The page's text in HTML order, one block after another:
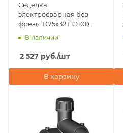
Седелка
электросварная без
фрезы D75х32 ПЭ100
SDR 11 Eurostandard
В наличии
2 527 руб./шт
В корзину